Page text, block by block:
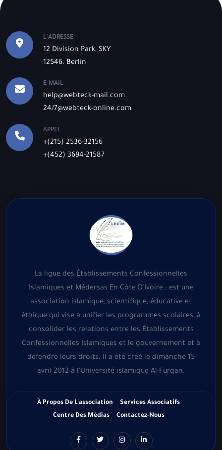
L'ADRESSE
12 Division Park, SKY
12546. Berlin
E-MAIL
help@webteck-mail.com
24/7@webteck-online.com
APPEL
+(215) 2536-32156
+(452) 3694-21587
La ligue des Établissements Confessionnelles
Islamiques et Médersas En Côte D'Ivoire : est une
association islamique, scientifique, éducative et
éthique qui vise à unifier les programmes scolaires, à
consolider les relations entre les Établissements
Confessionnelles Islamiques et le gouvernement et à
défendre leurs droits. Il a été créé le dimanche 15
avril 2012 à l'Université islamique Al-Furqan.
À Propos De L'association
Services Associatifs
Centre Des Médias
Contactez-Nous